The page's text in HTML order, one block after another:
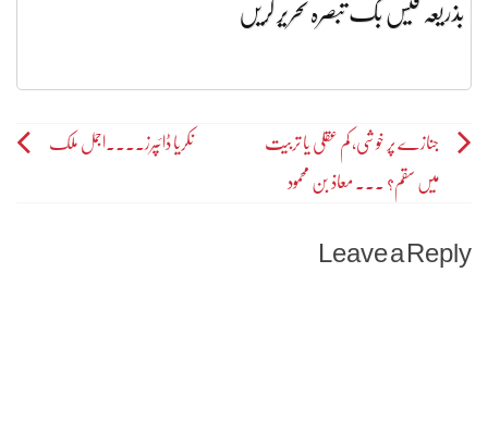
بذریعہ فیس بک تبصرہ تحریر کریں
Post
navigation
جنازے پر خوشی، کم عقلی یا تربیت
میں سقم؟ ۔۔۔ معاذ بن محمود
نکریا ڈائپرز۔۔۔۔اجمل ملک
Leave a Reply